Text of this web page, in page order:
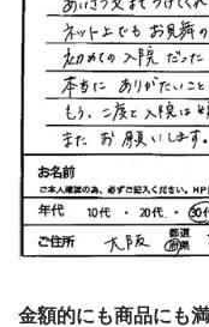
金額的にも商品にも